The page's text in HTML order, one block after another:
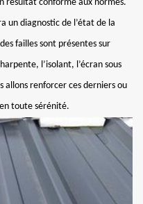
résultat conforme aux normes.
un diagnostic de l’état de la
failles sont présentes sur
l’isolant, l’écran sous
allons renforcer ces derniers ou
toute sérénité.